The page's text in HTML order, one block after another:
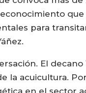
para
El
la acuicultura.